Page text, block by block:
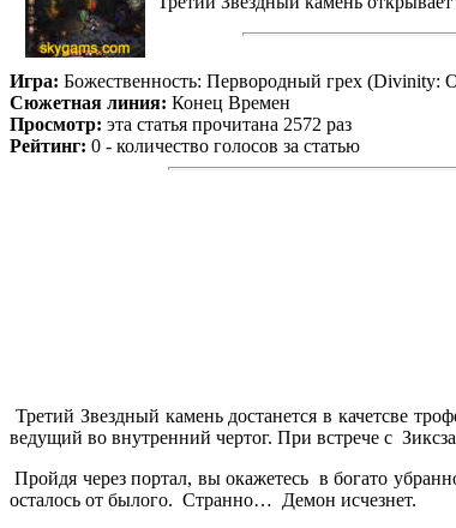
Игра: Божественность: Первородный грех (Divinity:
Сюжетная линия: Конец Времен
Просмотр: эта статья прочитана 2572 раз
Рейтинг: 0 - количество голосов за статью
Третий Звездный камень достанется в качетсве
ведущий во внутренний чертог. При встрече с
Пройдя через портал, вы окажетесь в богато
осталось от былого. Странно… Демон исчезнет.